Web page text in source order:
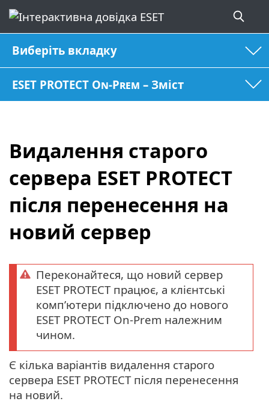
Виберіть вкладку
ESET PROTECT On-Prem – Зміст
Видалення старого
сервера ESET PROTECT
після перенесення на
новий сервер
Переконайтеся, що новий сервер
ESET PROTECT працює, а клієнтські
комп’ютери підключено до нового
ESET PROTECT On-Prem належним
чином.
Є кілька варіантів видалення старого
сервера ESET PROTECT після перенесення
на новий.